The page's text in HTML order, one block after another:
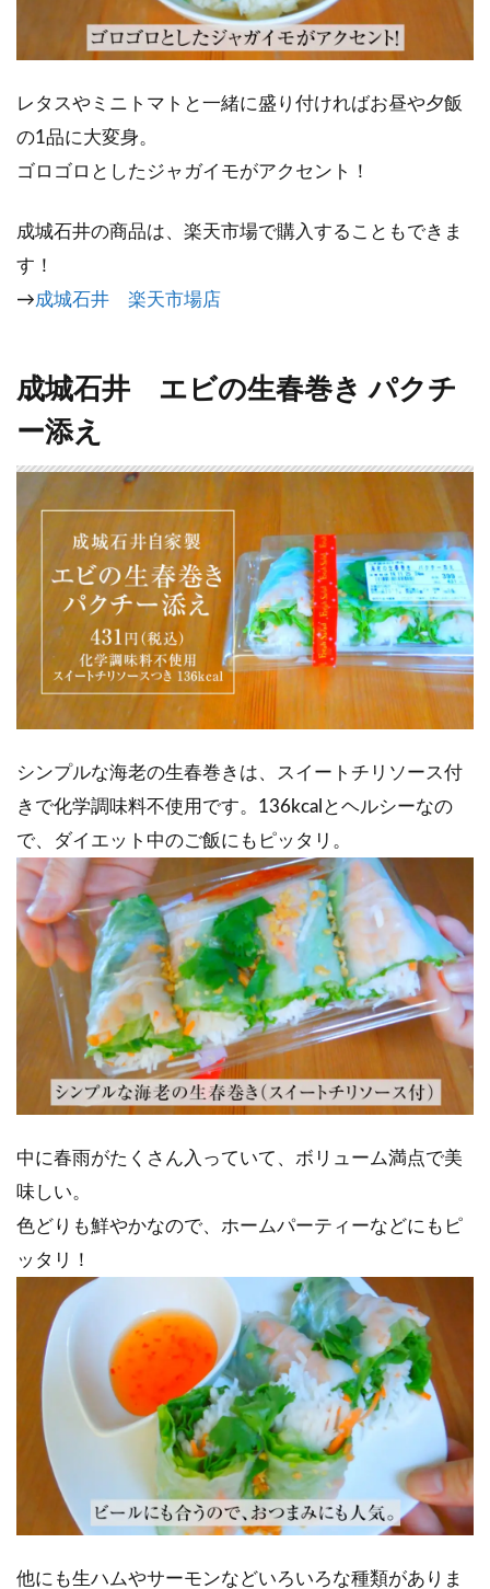
レタスやミニトマトと一緒に盛り付ければお昼や夕飯
の1品に大変身。
ゴロゴロとしたジャガイモがアクセント！
成城石井の商品は、楽天市場で購入することもできま
す！
→成城石井 楽天市場店
成城石井 エビの生春巻き パクチ
ー添え
シンプルな海老の生春巻きは、スイートチリソース付
きで化学調味料不使用です。136kcalとヘルシーなの
で、ダイエット中のご飯にもピッタリ。
中に春雨がたくさん入っていて、ボリューム満点で美
味しい。
色どりも鮮やかなので、ホームパーティーなどにもピ
ッタリ！
他にも生ハムやサーモンなどいろいろな種類がありま